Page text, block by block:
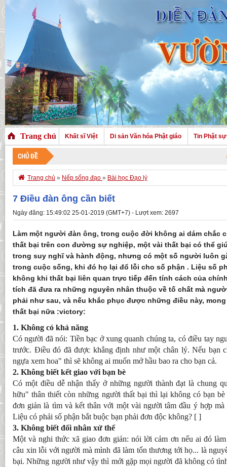
Trang chủ Khất sĩ Việt Di sản Văn hóa Phật giáo Tin Phật sự
CHỦ ĐỀ CHÀO
 Trang chủ » Nếp sống đạo » Bài học Đạo lý
7 Điều đàn ông cần biết
Ngày đăng: 15:49:02 25-01-2019 (GMT+7) - Lượt xem: 2697
Làm một người đàn ông, trong cuộc đời không ai dám chắc
thất bại trên con đường sự nghiệp, một vài thất bại có thể
trong suy nghĩ và hành động, nhưng có một số người luôn
trong cuộc sống, khi đó họ lại đổ lỗi cho số phận . Liệu số
không khi thất bại liên quan trực tiếp đến tính cách của
tích đã đưa ra những nguyên nhân thuộc về tố chất mà
phải như sau, và nếu khắc phục được những điều này,
thất bại nữa :victory:
1. Không có khả năng
Có người đã nói: Tiền bạc ở xung quanh chúng ta, có điều tay
trước. Điều đó đã được khẳng định như một chân lý. Nếu bạn
ngựa xem hoa" thì sẽ không ai muốn mở hầu bao ra cho bạn cả.
2. Không biết kết giao với bạn bè
Có một điều dễ nhận thấy ở những người thành đạt là chung
hữu" thân thiết còn những người thất bại thì lại không có bạn
đơn giản là tìm và kết thân với một vài người tâm đầu ý hợp mà
Liệu có phải số phận bắt buộc bạn phải đơn độc không? [ ]
3. Không biết đối nhân xử thế
Một và nghi thức xã giao đơn giản: nói lời cảm ơn nếu ai đó
câu xin lỗi với người mà mình đã làm tổn thương tới họ... là
bại. Những người như vậy thì mới gặp mọi người đã không có